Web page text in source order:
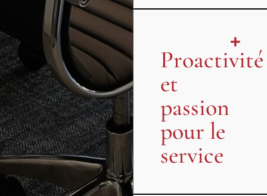
Proactivité
et
passion
pour le
service